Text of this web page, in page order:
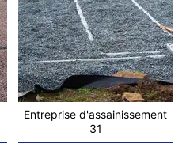
Entreprise d'assainissement
31